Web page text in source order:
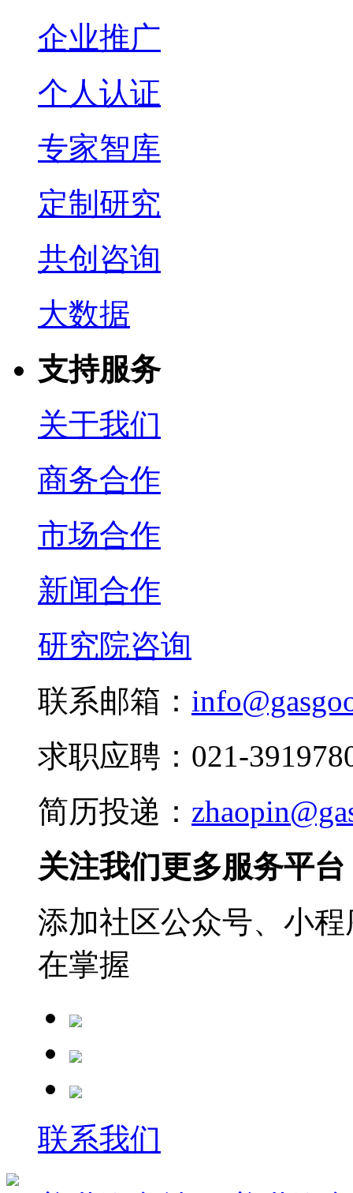
企业推广
个人认证
专家智库
定制研究
共创咨询
大数据
支持服务
关于我们
商务合作
市场合作
新闻合作
研究院咨询
联系邮箱：
求职应聘：021-
简历投递：
关注我们更多服务平台
添加社区公众号、小
在掌握
联系我们